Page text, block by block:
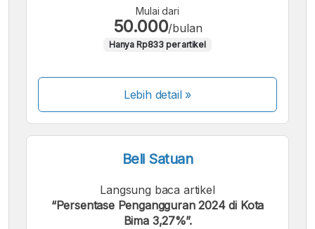
Mulai dari
50.000/bulan
Hanya Rp833 per artikel
Lebih detail »
Beli Satuan
Langsung baca artikel
“Persentase Pengangguran 2024 di Kota
Bima 3,27%”.